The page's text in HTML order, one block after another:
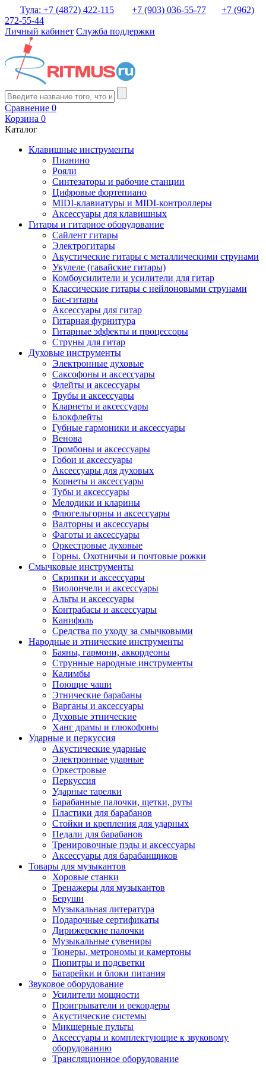
Тула: +7 (4872) 422-115 +7 (903) 036-55-77
+7 (962)
272-55-44
Личный кабинет Служба поддержки
Сравнение 0
Корзина 0
Каталог
Клавишные инструменты
Пианино
Рояли
Синтезаторы и рабочие станции
Цифровые фортепиано
MIDI-клавиатуры и MIDI-контроллеры
Аксессуары для клавишных
Гитары и гитарное оборудование
Сайлент гитары
Электрогитары
Акустические гитары с металлическими струнами
Укулеле (гавайские гитары)
Комбоусилители и усилители для гитар
Классические гитары с нейлоновыми струнами
Бас-гитары
Аксессуары для гитар
Гитарная фурнитура
Гитарные эффекты и процессоры
Струны для гитар
Духовые инструменты
Электронные духовые
Саксофоны и аксессуары
Флейты и аксессуары
Трубы и аксессуары
Кларнеты и аксессуары
Блокфлейты
Губные гармоники и аксессуары
Венова
Тромбоны и аксессуары
Гобои и аксессуары
Аксессуары для духовых
Корнеты и аксессуары
Тубы и аксессуары
Мелодики и кларины
Флюгельгорны и аксессуары
Валторны и аксессуары
Фаготы и аксессуары
Оркестровые духовые
Горны. Охотничьи и почтовые рожки
Смычковые инструменты
Скрипки и аксессуары
Виолончели и аксессуары
Альты и аксессуары
Контрабасы и аксессуары
Канифоль
Средства по уходу за смычковыми
Народные и этнические инструменты
Баяны, гармони, аккордеоны
Струнные народные инструменты
Калимбы
Поющие чаши
Этнические барабаны
Варганы и аксессуары
Духовые этнические
Ханг драмы и глюкофоны
Ударные и перкуссия
Акустические ударные
Электронные ударные
Оркестровые
Перкуссия
Ударные тарелки
Барабанные палочки, щетки, руты
Пластики для барабанов
Стойки и крепления для ударных
Педали для барабанов
Тренировочные пэды и аксессуары
Аксессуары для барабанщиков
Товары для музыкантов
Хоровые станки
Тренажеры для музыкантов
Беруши
Музыкальная литература
Подарочные сертификаты
Дирижерские палочки
Музыкальные сувениры
Тюнеры, метрономы и камертоны
Пюпитры и подсветки
Батарейки и блоки питания
Звуковое оборудование
Усилители мощности
Проигрыватели и рекордеры
Акустические системы
Микшерные пульты
Аксессуары и комплектующие к звуковому
оборудованию
Трансляционное оборудование